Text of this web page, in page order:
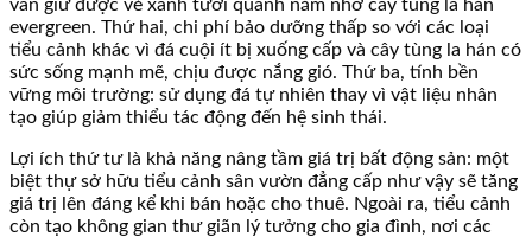
vẫn giữ được vẻ xanh tươi quanh năm nhờ cây tùng la hán
evergreen. Thứ hai, chi phí bảo dưỡng thấp so với các loại
tiểu cảnh khác vì đá cuội ít bị xuống cấp và cây tùng la hán có
sức sống mạnh mẽ, chịu được nắng gió. Thứ ba, tính bền
vững môi trường: sử dụng đá tự nhiên thay vì vật liệu nhân
tạo giúp giảm thiểu tác động đến hệ sinh thái.
Lợi ích thứ tư là khả năng nâng tầm giá trị bất động sản: một
biệt thự sở hữu tiểu cảnh sân vườn đẳng cấp như vậy sẽ tăng
giá trị lên đáng kể khi bán hoặc cho thuê. Ngoài ra, tiểu cảnh
còn tạo không gian thư giãn lý tưởng cho gia đình, nơi các